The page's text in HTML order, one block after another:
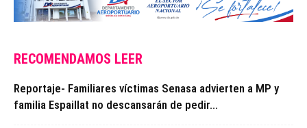
RECOMENDAMOS LEER
Reportaje- Familiares víctimas Senasa advierten a MP y
familia Espaillat no descansarán de pedir...